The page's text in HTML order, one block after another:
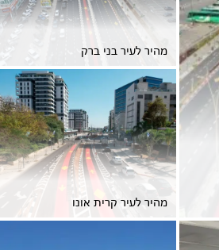
מהיר לעיר בני ברק
מהיר לעיר קרית אונו